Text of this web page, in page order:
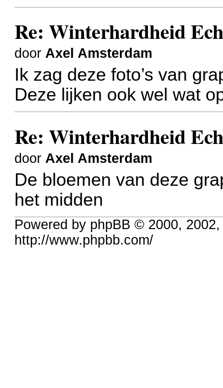
Re: Winterhardheid
doorAxel Amsterdam
Ik zag deze foto’s van
Deze lijken ook wel wat
Re: Winterhardheid
doorAxel Amsterdam
De bloemen van deze
het midden
Powered by phpBB © 2000,
http://www.phpbb.com/